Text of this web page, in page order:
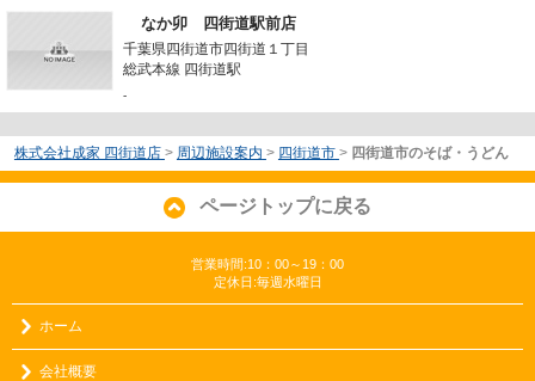
なか卯 四街道駅前店
千葉県四街道市四街道１丁目
総武本線 四街道駅
-
株式会社成家 四街道店 > 周辺施設案内 > 四街道市 > 四街道市のそば・うどん
ページトップに戻る
営業時間:10：00～19：00
定休日:毎週水曜日
ホーム
会社概要